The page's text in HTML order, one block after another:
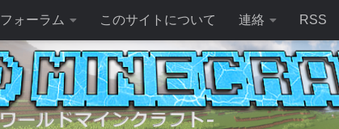
フォーラム このサイトについて 連絡 RSS